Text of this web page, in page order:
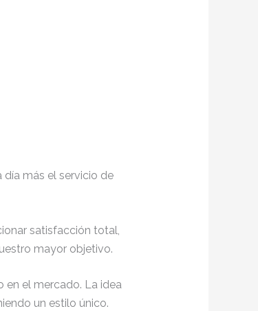
más el servicio de
satisfacción total,
mayor objetivo.
en el mercado. La idea
un estilo único.